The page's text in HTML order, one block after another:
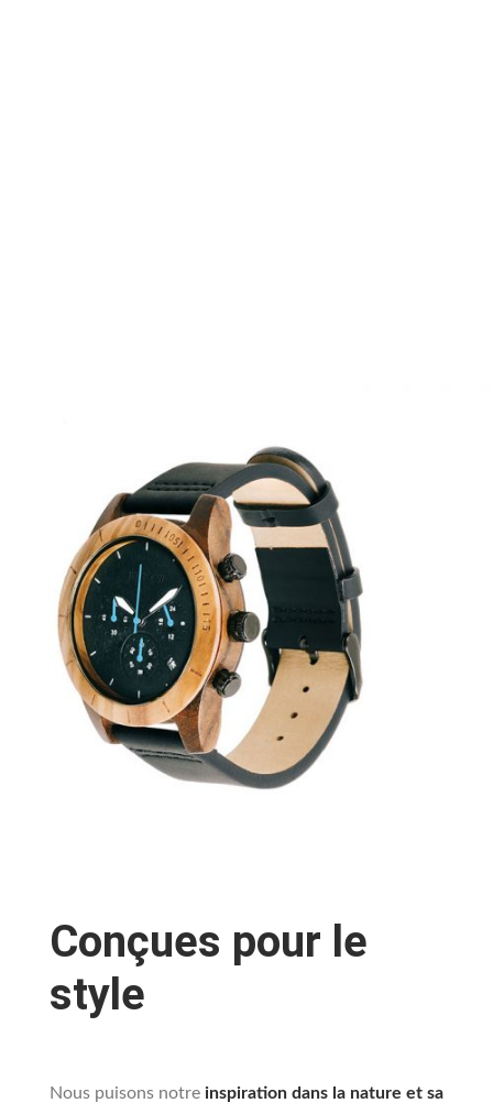
Conçues pour le
style
Nous puisons notre inspiration dans la nature et sa